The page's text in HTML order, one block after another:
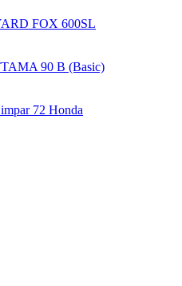
FOX 600SL
90 B (Basic)
72 Honda